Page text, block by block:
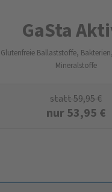
GaSta
Glutenfreie Ballaststoffe,
Mineralstoffe
statt59,95€
nur53,95 €